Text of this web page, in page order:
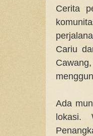
Cerita
Cariu
Ada
lokasi.